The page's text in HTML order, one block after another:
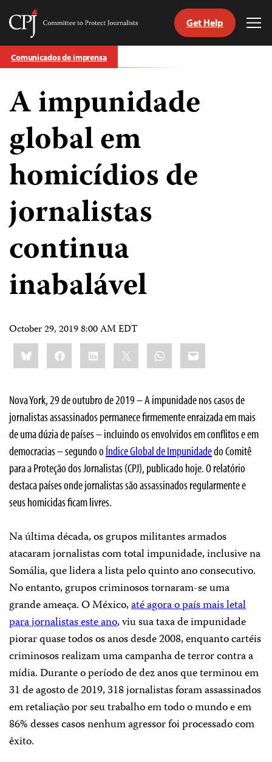
Skip
to
Committee
Protect
Journalists
Get Help
Comunicados de imprensa
A impunidade
global em
homicídios de
jornalistas
continua
inabalável
October 29, 2019 8:00 AM EDT
Share
this:BlueskyFacebookLinkedIn WhatsApp
Email
Nova York, 29 de outubro de 2019 – A impunidade nos casos de
jornalistas assassinados permanece firmemente enraizada em mais
de uma dúzia de países – incluindo os envolvidos em conflitos e em
democracias – segundo o Índice Global de Impunidadedo Comitê
para a Proteção dos Jornalistas (CPJ), publicado hoje. O relatório
destaca países onde jornalistas são assassinados regularmente e
seus homicidas ficam livres.
Na última década, os grupos militantes armados
atacaram jornalistas com total impunidade, inclusive na
Somália, que lidera a lista pelo quinto ano consecutivo.
No entanto, grupos criminosos tornaram-se uma
grande ameaça. O México,até agora o país mais letal
para jornalistas este ano, viu sua taxa de impunidade
piorar quase todos os anos desde 2008, enquanto cartéis
criminosos realizam uma campanha de terror contra a
mídia. Durante o período de dez anos que terminou em
31 de agosto de 2019, 318 jornalistas foram assassinados
em retaliação por seu trabalho em todo o mundo e em
86% desses casos nenhum agressor foi processado com
êxito.